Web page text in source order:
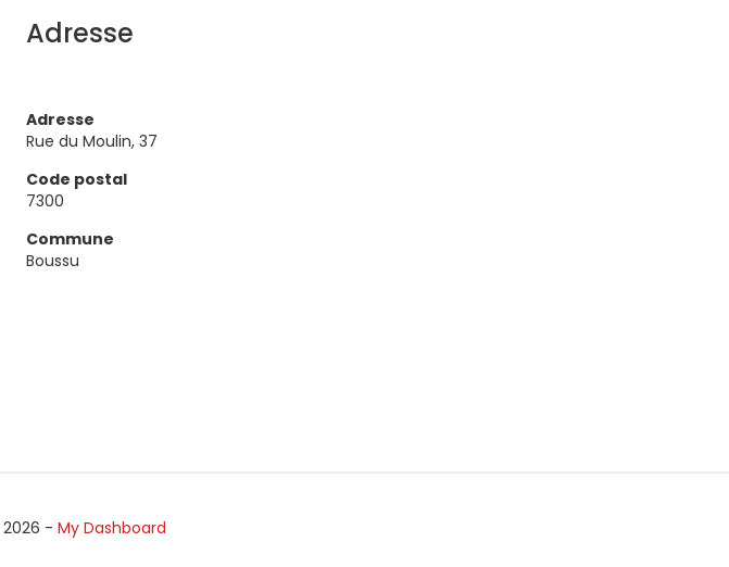
Adresse
Adresse
Rue du Moulin, 37
Code postal
7300
Commune
Boussu
2026 - My Dashboard